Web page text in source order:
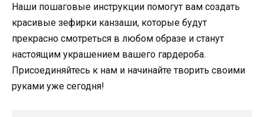
Наши пошаговые инструкции помогут вам создать
красивые зефирки канзаши, которые будут
прекрасно смотреться в любом образе и станут
настоящим украшением вашего гардероба.
Присоединяйтесь к нам и начинайте творить своими
руками уже сегодня!